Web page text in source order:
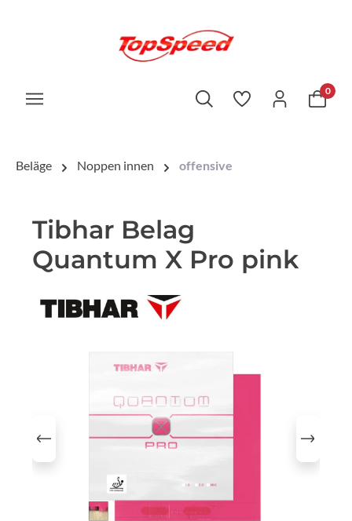
0
Beläge Noppen innen offensive
Tibhar Belag
Quantum X Pro pink